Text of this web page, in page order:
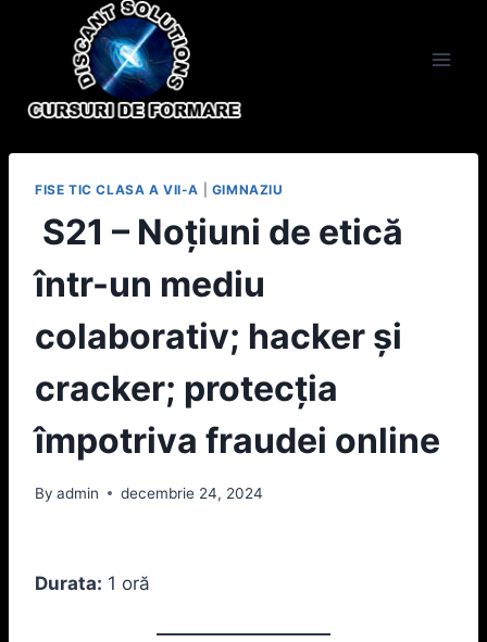
FISE TIC CLASA A VII-A GIMNAZIU
S21 – Noțiuni de etică
într-un mediu
colaborativ; hacker și
cracker; protecția
împotriva fraudei online
By admin decembrie 24, 2024
Durata: 1 oră